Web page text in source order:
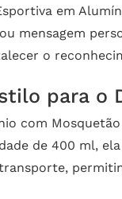
em
mensagem
o
para o
com
de 400 ml,